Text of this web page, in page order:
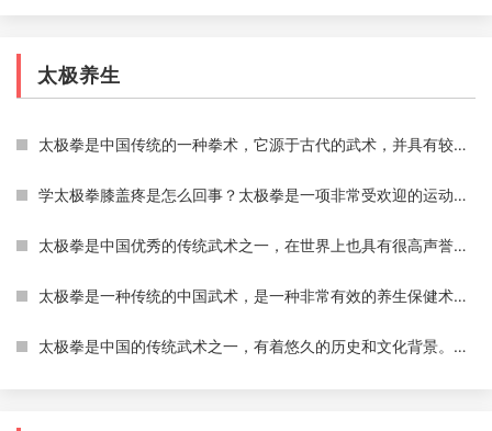
太极养生
太极拳是中国传统的一种拳术，它源于古代的武术，并具有较高的文化内涵。太极拳最早是用来练习战斗的技能和防身术，现在太极拳逐渐演变为一种健身方式，现在越来越流行，甚至
学太极拳膝盖疼是怎么回事？太极拳是一项非常受欢迎的运动，它具有很多健康益处，如改善心血管功能，提高身体平衡能力和调节情绪。如果你练习太极拳时膝盖疼痛，这会影响你的
太极拳是中国优秀的传统武术之一，在世界上也具有很高声誉。太极拳作为一种以柔克刚的武术，不仅可以锻炼人体自身的柔韧性，还能让人平衡心灵与身体，有很多的健康功效。尤其
太极拳是一种传统的中国武术，是一种非常有效的养生保健术，它不仅能够锻炼身体，还能够提升人的精神健康。太极拳作为一种古老的心身运动，集中了中华文化的精华，它的养生功
太极拳是中国的传统武术之一，有着悠久的历史和文化背景。太极拳是全身运动，它的动作流畅舒展，柔和而不失力度，可以锻炼身体，增强体质，同时也可以调整呼吸、舒缓情绪。为